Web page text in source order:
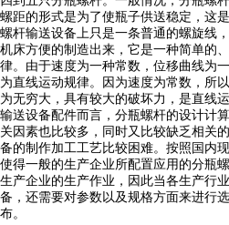
螺距的形式是为了使瓶子供送稳定，这
螺杆输送设备上只是一条普通的螺旋线
机床方便的制造出来，它是一种简单的
律。由于速度为一种常数，位移曲线为
为直线运动规律。因为速度为常数，所
为无穷大，具有较大的破坏力，是直线
输送设备配件而言，分瓶螺杆的设计计
关因素也比较多，同时又比较缺乏相关
备的制作加工工艺比较困难。按照国内
使得一般的生产企业所配置应用的分瓶
生产企业的生产作业，因此当各生产行
备，还需要对参数以及规格方面来进行
布。